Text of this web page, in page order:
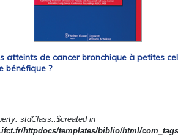
atteints de cancer bronchique à petites
bénéfique ?
stdClass::$created in
httpdocs/templates/biblio/html/